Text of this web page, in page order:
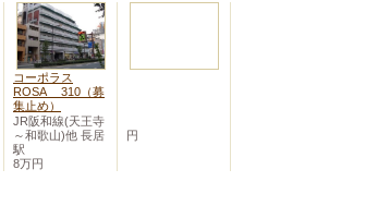
コーポラス
ROSA 310（募
集止め）
JR阪和線(天王寺
～和歌山)他 長居
駅
8万円
円